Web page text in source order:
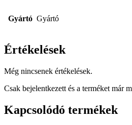
Gyártó Gyártó
Értékelések
Még nincsenek értékelések.
Csak bejelentkezett és a terméket már
Kapcsolódó termékek